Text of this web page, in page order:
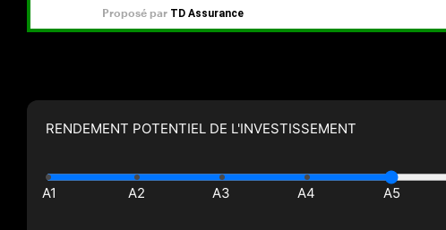
RENDEMENT POTENTIEL DE L'INVESTISSEMENT